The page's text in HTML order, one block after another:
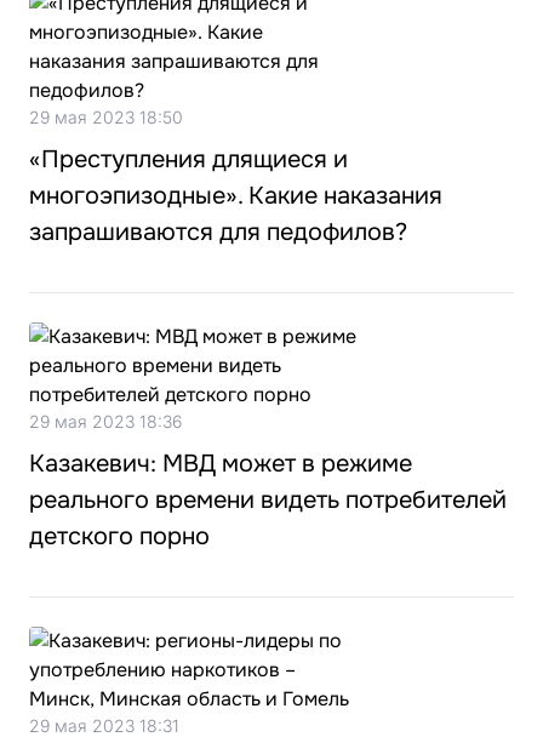
29 мая 2023 18:50
«Преступления длящиеся и
многоэпизодные». Какие наказания
запрашиваются для педофилов?
29 мая 2023 18:36
Казакевич: МВД может в режиме
реального времени видеть потребителей
детского порно
29 мая 2023 18:31